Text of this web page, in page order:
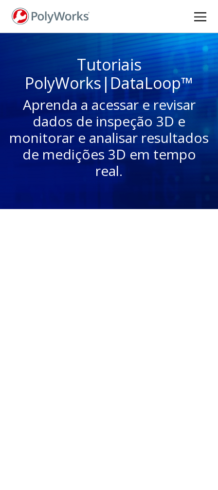
Pular
para
Tutoriais
PolyWorks|DataLoop™
Aprenda a acessar e revisar
dados de inspeção 3D e
monitorar e analisar resultados
de medições 3D em tempo
real.